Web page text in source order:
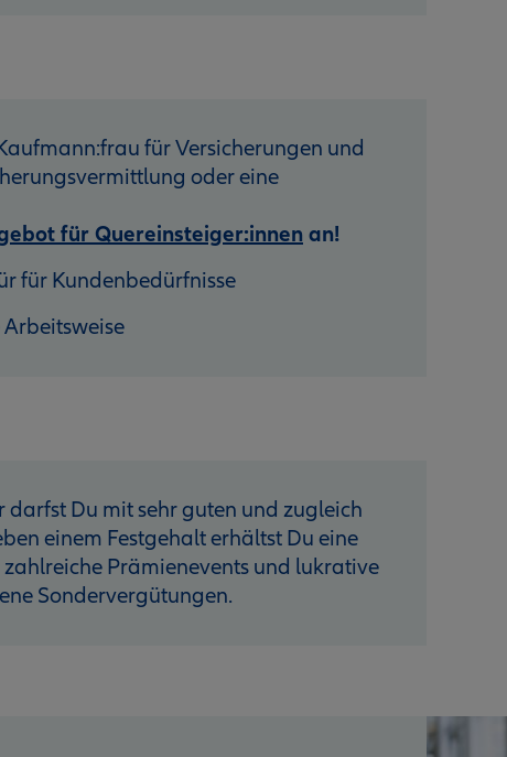
für Versicherungen und
oder eine
für Quereinsteiger:innenan!
für Kundenbedürfnisse
Du mit sehr guten und zugleich
einem Festgehalt erhältst Du eine
Prämienevents und lukrative
Sondervergütungen.